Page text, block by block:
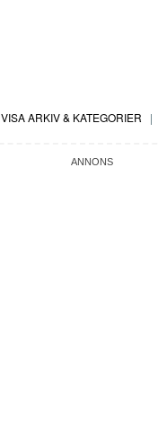
VISA ARKIV & KATEGORIER |